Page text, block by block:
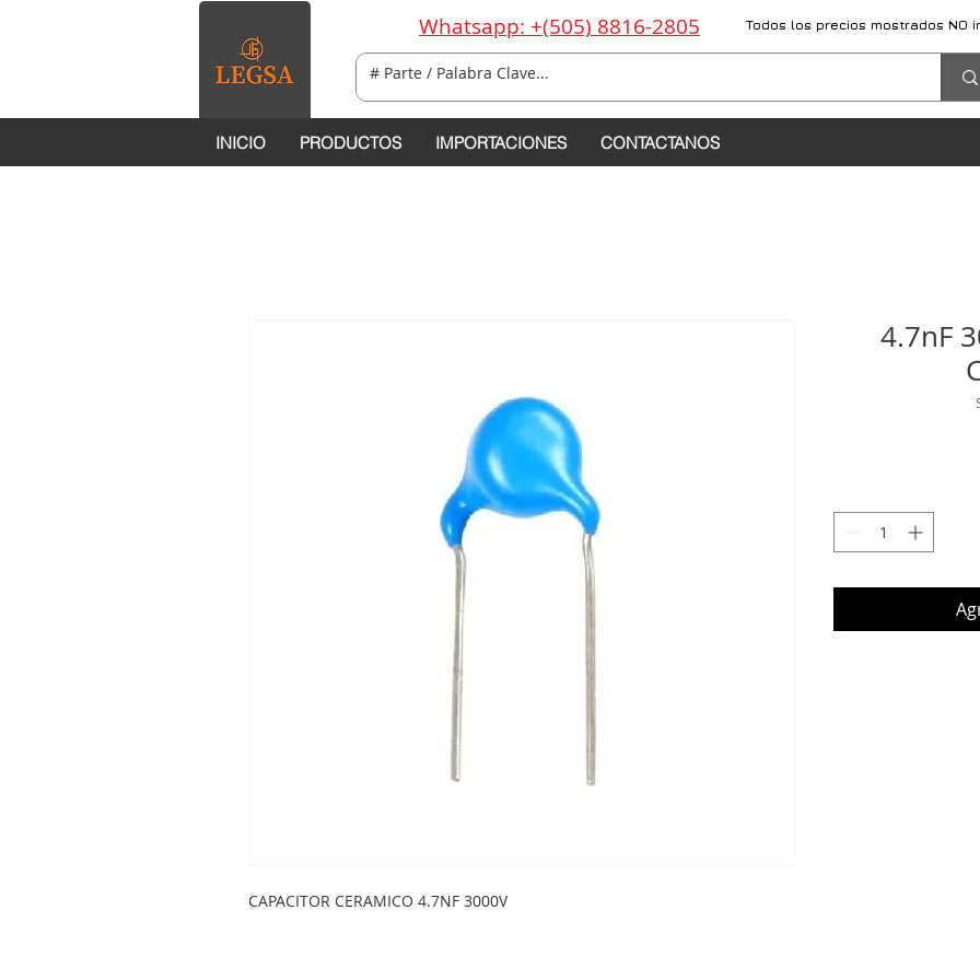
Whatsapp: +(505) 8816-2805 Todos los precios mostrados NO
INICIO PRODUCTOS IMPORTACIONES CONTACTANOS
CAPACITOR CERAMICO 4.7NF 3000V
4.7nF